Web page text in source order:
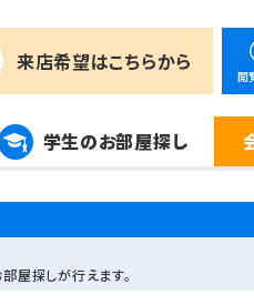
来店希望はこちらから
閲
学生のお部屋探し
屋探しが行えます。